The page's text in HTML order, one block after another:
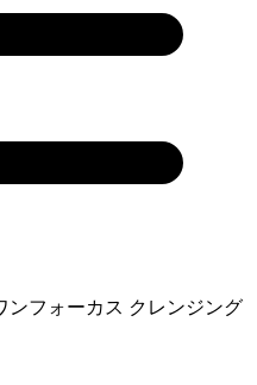
ンフォーカス クレンジング